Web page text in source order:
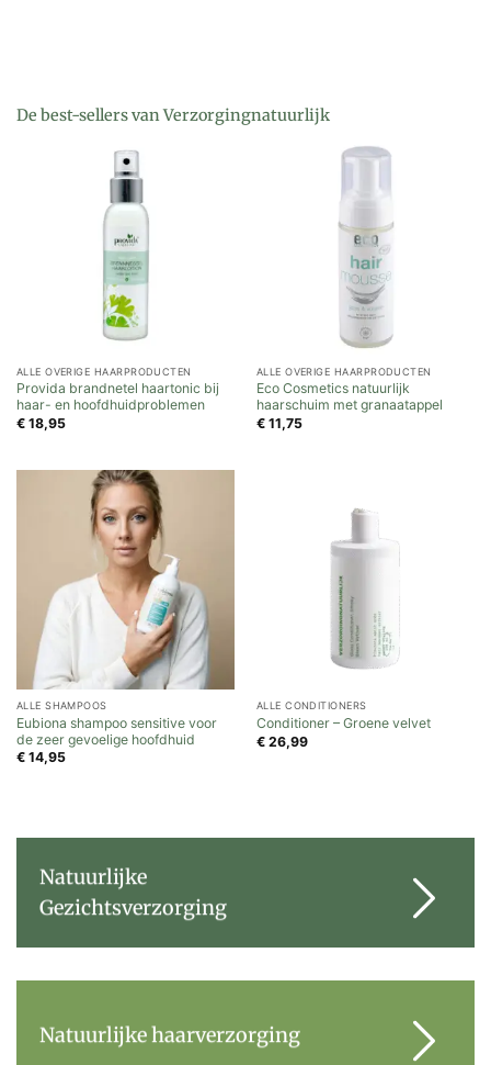
De best-sellers van Verzorgingnatuurlijk
ALLE OVERIGE HAARPRODUCTEN
Provida brandnetel haartonic bij
haar- en hoofdhuidproblemen
€18,95
ALLE OVERIGE HAARPRODUCTEN
Eco Cosmetics natuurlijk
haarschuim met granaatappel
€11,75
ALLE SHAMPOOS
Eubiona shampoo sensitive voor
de zeer gevoelige hoofdhuid
€14,95
ALLE CONDITIONERS
Conditioner – Groene velvet
€26,99
Natuurlijke
Gezichtsverzorging
Natuurlijke haarverzorging